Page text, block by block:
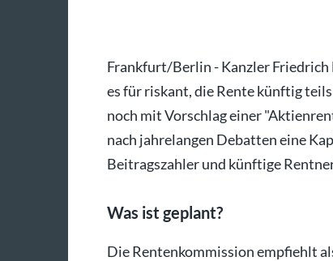
Frankfurt/Berlin - Kanzler
es für riskant, die Rente künftig
noch mit Vorschlag einer
nach jahrelangen Debatten eine
Beitragszahler und künftige
Was ist geplant?
Die Rentenkommission empfiehlt